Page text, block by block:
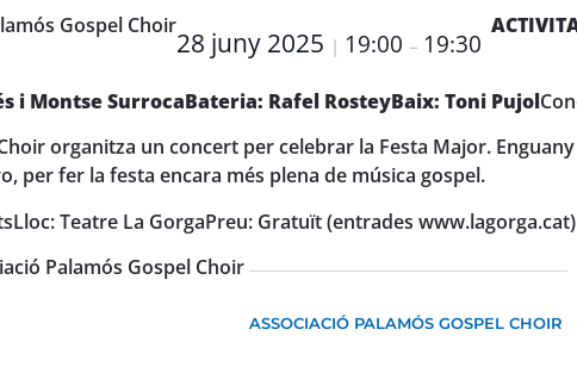
Gospel Choir
28 juny 2025 | 19:00 – 19:30
i Montse SurrocaBateria: Rafel RosteyBaix: Toni Pujol
organitza un concert per celebrar la Festa Major.
per fer la festa encara més plena de música gospel.
Lloc: Teatre La GorgaPreu: Gratuït (entrades www.lagorga.cat)
Palamós Gospel Choir
ASSOCIACIÓ PALAMÓS GOSPEL CHOIR